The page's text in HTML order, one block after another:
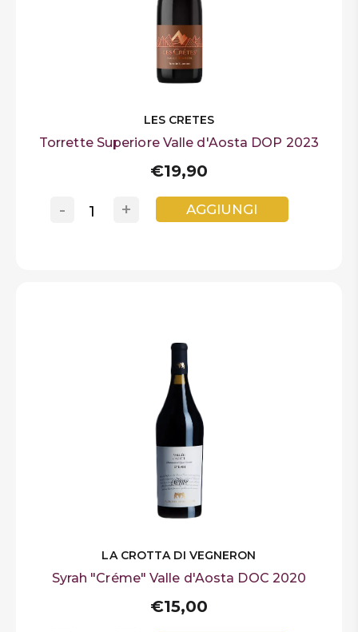
LES CRETES
Torrette Superiore Valle d'Aosta DOP 2023
€19,90
+
- AGGIUNGI
LA CROTTA DI VEGNERON
Syrah "Créme" Valle d'Aosta DOC 2020
€15,00